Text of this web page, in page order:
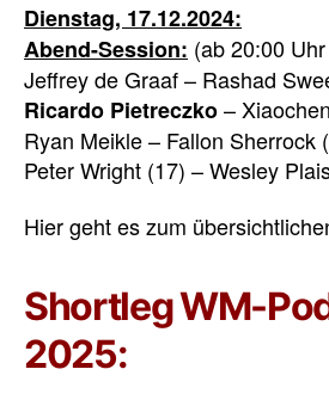
Dienstag, 17.12.2024:
Abend-Session: (ab 20:00
Jeffrey de Graaf – Rashad
Ricardo Pietreczko–
Ryan Meikle – Fallon Sherrock
Peter Wright (17) – Wesley
Hier geht es zum
Shortleg WM-
2025: